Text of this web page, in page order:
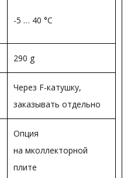
-5 … 40 °C
290 g
Через F-катушку,
заказывать отдельно
Опция
на мколлекторной
плите